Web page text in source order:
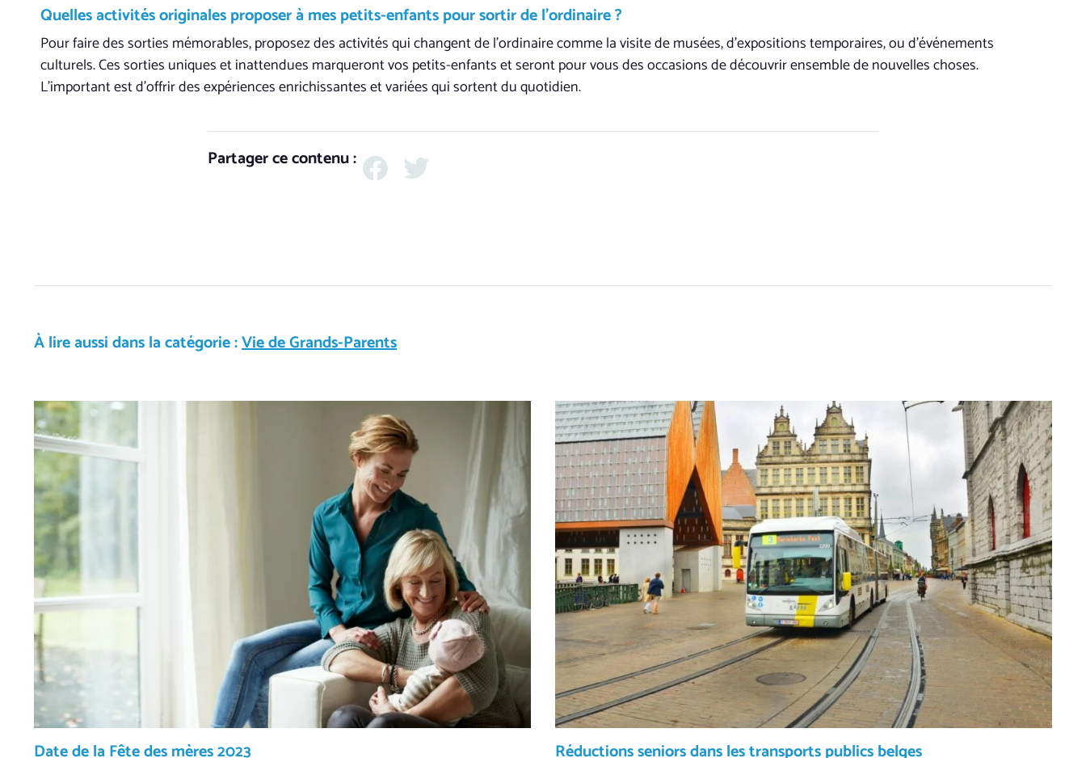
Quelles activités originales proposer à mes petits-enfants pour sortir de l’ordinaire ?
Pour faire des sorties mémorables, proposez des activités qui changent de l’ordinaire comme la visite de musées, d’expositions temporaires, ou d’événements
culturels. Ces sorties uniques et inattendues marqueront vos petits-enfants et seront pour vous des occasions de découvrir ensemble de nouvelles choses.
L’important est d’offrir des expériences enrichissantes et variées qui sortent du quotidien.
Partager ce contenu :
À lire aussi dans la catégorie :Vie de Grands-Parents
Date de la Fête des mères 2023 Réductions seniors dans les transports publics belges